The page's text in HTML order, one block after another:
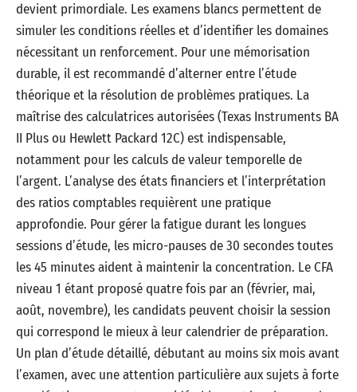
devient primordiale. Les examens blancs permettent de
simuler les conditions réelles et d’identifier les domaines
nécessitant un renforcement. Pour une mémorisation
durable, il est recommandé d’alterner entre l’étude
théorique et la résolution de problèmes pratiques. La
maîtrise des calculatrices autorisées (Texas Instruments BA
II Plus ou Hewlett Packard 12C) est indispensable,
notamment pour les calculs de valeur temporelle de
l’argent. L’analyse des états financiers et l’interprétation
des ratios comptables requièrent une pratique
approfondie. Pour gérer la fatigue durant les longues
sessions d’étude, les micro-pauses de 30 secondes toutes
les 45 minutes aident à maintenir la concentration. Le CFA
niveau 1 étant proposé quatre fois par an (février, mai,
août, novembre), les candidats peuvent choisir la session
qui correspond le mieux à leur calendrier de préparation.
Un plan d’étude détaillé, débutant au moins six mois avant
l’examen, avec une attention particulière aux sujets à forte